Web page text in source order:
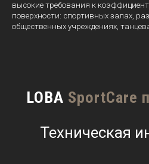
высокие требования к
поверхности: спортивных залах,
общественных учреждениях,
LOBA SportCare
Техническая